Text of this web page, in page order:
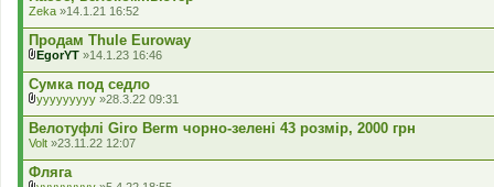
н
н
я
л
а
д
е
н
н
я
Zeka »14.1.21 16:52
Продам Thule Euroway
к
л
а
д
е
н
н
я
EgorYT »14.1.23 16:46
Сумка под седло
В
к
л
а
д
е
yyyyyyyyy »28.3.22 09:31
Велотуфлі Giro Berm чорно-зелені 43 розмір, 2000 грн
Volt »23.11.22 12:07
Фляга